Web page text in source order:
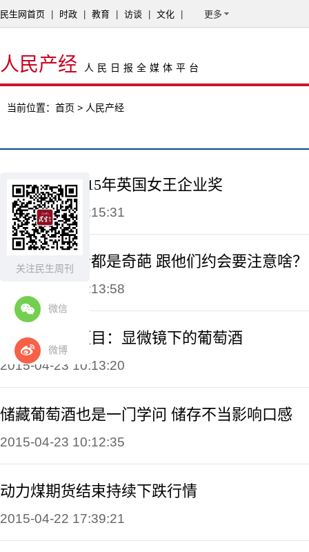
关注民生周刊
微信
微博
民生网首页 时政 教育 访谈 文化 更多
人民产经 人民日报全媒体平台
当前位置： 首页 > 人民产经
WSET荣获2015年英国女王企业奖
2015-04-23 10:15:31
葡萄酒爱好者都是奇葩 跟他们约会要注意啥？
2015-04-23 10:13:58
欧盟批准新项目：显微镜下的葡萄酒
2015-04-23 10:13:20
储藏葡萄酒也是一门学问 储存不当影响口感
2015-04-23 10:12:35
动力煤期货结束持续下跌行情
2015-04-22 17:39:21